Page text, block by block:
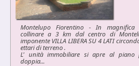
Montelupo Fiorentino - In magnifica
collinare a 3 km dal centro di
imponente VILLA LIBERA SU 4 LATI
ettari di terreno .
L' unità immobiliare si apre al piano
doppia...